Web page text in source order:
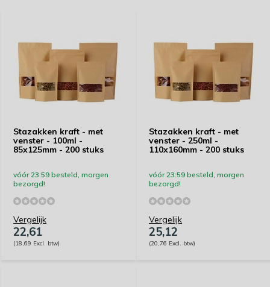
Stazakken kraft - met
venster - 100ml -
85x125mm - 200 stuks
vóór 23:59 besteld, morgen
bezorgd!
Vergelijk
22,61
(18,69 Excl. btw)
Stazakken kraft - met
venster - 250ml -
110x160mm - 200 stuks
vóór 23:59 besteld, morgen
bezorgd!
Vergelijk
25,12
(20,76 Excl. btw)